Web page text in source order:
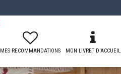
MES RECOMMANDATIONS MON LIVRET D'ACCUEIL